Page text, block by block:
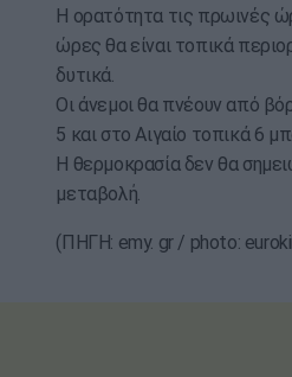
Η ορατότητα τις πρωινές
ώρες θα είναι τοπικά
δυτικά.
Οι άνεμοι θα πνέουν από
5 και στο Αιγαίο τοπικά 6
Η θερμοκρασία δεν θα
μεταβολή.
(ΠΗΓΗ: emy. gr / photo: